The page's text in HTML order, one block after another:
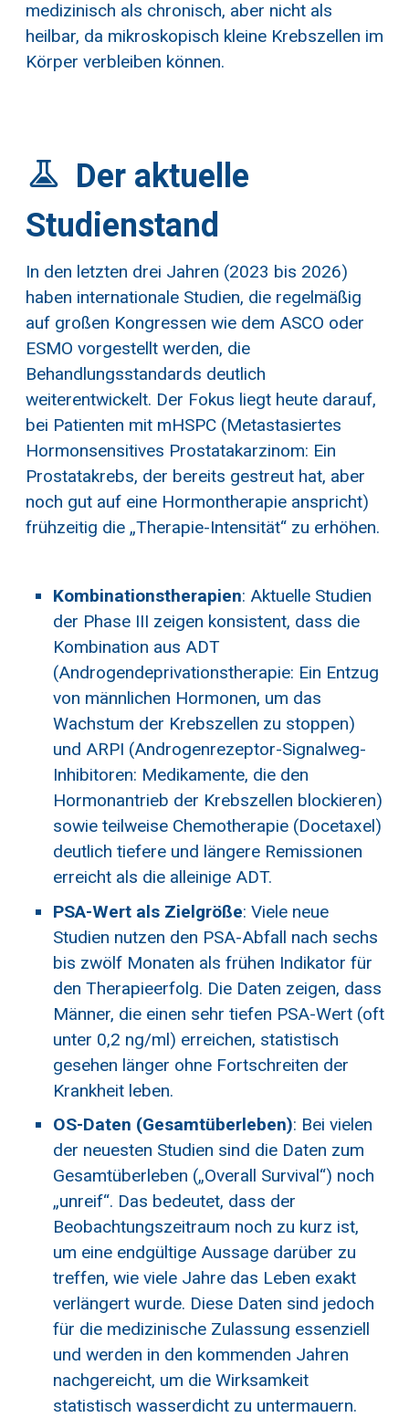
medizinisch als chronisch, aber nicht als
heilbar, da mikroskopisch kleine Krebszellen im
Körper verbleiben können.
Der aktuelle
Studienstand
In den letzten drei Jahren (2023 bis 2026)
haben internationale Studien, die regelmäßig
auf großen Kongressen wie dem ASCO oder
ESMO vorgestellt werden, die
Behandlungsstandards deutlich
weiterentwickelt. Der Fokus liegt heute darauf,
bei Patienten mit mHSPC (Metastasiertes
Hormonsensitives Prostatakarzinom: Ein
Prostatakrebs, der bereits gestreut hat, aber
noch gut auf eine Hormontherapie anspricht)
frühzeitig die „Therapie-Intensität“ zu erhöhen.
Kombinationstherapien: Aktuelle Studien
der Phase III zeigen konsistent, dass die
Kombination aus ADT
(Androgendeprivationstherapie: Ein Entzug
von männlichen Hormonen, um das
Wachstum der Krebszellen zu stoppen)
und ARPI (Androgenrezeptor-Signalweg-
Inhibitoren: Medikamente, die den
Hormonantrieb der Krebszellen blockieren)
sowie teilweise Chemotherapie (Docetaxel)
deutlich tiefere und längere Remissionen
erreicht als die alleinige ADT.
PSA-Wert als Zielgröße: Viele neue
Studien nutzen den PSA-Abfall nach sechs
bis zwölf Monaten als frühen Indikator für
den Therapieerfolg. Die Daten zeigen, dass
Männer, die einen sehr tiefen PSA-Wert (oft
unter 0,2 ng/ml) erreichen, statistisch
gesehen länger ohne Fortschreiten der
Krankheit leben.
OS-Daten (Gesamtüberleben): Bei vielen
der neuesten Studien sind die Daten zum
Gesamtüberleben („Overall Survival“) noch
„unreif“. Das bedeutet, dass der
Beobachtungszeitraum noch zu kurz ist,
um eine endgültige Aussage darüber zu
treffen, wie viele Jahre das Leben exakt
verlängert wurde. Diese Daten sind jedoch
für die medizinische Zulassung essenziell
und werden in den kommenden Jahren
nachgereicht, um die Wirksamkeit
statistisch wasserdicht zu untermauern.